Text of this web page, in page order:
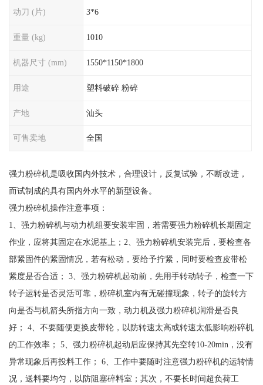
动刀 (片) 3*6
重量 (kg) 1010
机器尺寸 (mm) 1550*1150*1800
用途 塑料破碎 粉碎
产地 汕头
可售卖地 全国
强力粉碎机是吸收国内外技术，合理设计，反复试验，不断改进，
而试制成的具有国内外水平的新型设备。
强力粉碎机操作注意事项：
1、强力粉碎机与动力机组要安装牢固，若需要强力粉碎机长期固定
作业，应将其固定在水泥基上；2、强力粉碎机安装完后，要检查各
部紧固件的紧固情况，若有松动，要给予拧紧，同时要检查皮带松
紧度是否合适； 3、强力粉碎机起动前，先用手转动转子，检查一下
转子运转是否灵活可靠，粉碎机室内有无碰撞现象，转子的旋转方
向是否与机箭头所指方向一致，动力机及强力粉碎机润滑是否良
好； 4、不要随便更换皮带轮，以防转速太高或转速太低影响粉碎机
的工作效率； 5、强力粉碎机起动后应保持其先空转10-20min，没有
异常现象后再投料工作； 6、工作中要随时注意强力粉碎机的运转情
况，送料要均匀，以防阻塞碎料室；其次，不要长时间超负荷工